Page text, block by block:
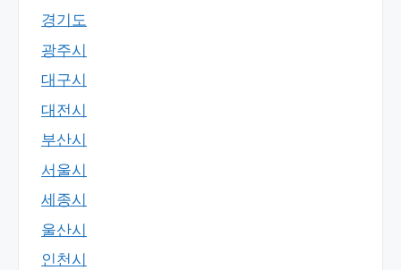
경기도
광주시
대구시
대전시
부산시
서울시
세종시
울산시
인천시